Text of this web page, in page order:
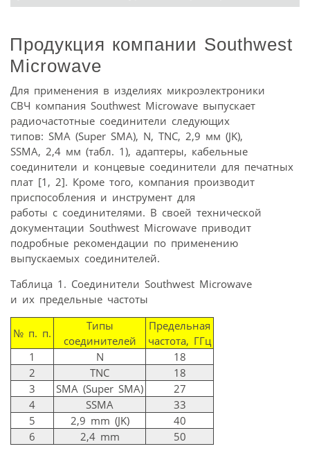
Продукция компании Southwest
Microwave
Для применения в изделиях микроэлектроники
СВЧ компания Southwest Microwave выпускает
радиочастотные соединители следующих
типов: SMA (Super SMA), N, TNC, 2,9 мм (JK),
SSMA, 2,4 мм (табл. 1), адаптеры, кабельные
соединители и концевые соединители для печатных
плат [1, 2]. Кроме того, компания производит
приспособления и инструмент для
работы с соединителями. В своей технической
документации Southwest Microwave приводит
подробные рекомендации по применению
выпускаемых соединителей.
Таблица 1. Соединители Southwest Microwave
и их предельные частоты
№ п. п.
Типы
соединителей
Предельная
частота, ГГц
1
N
18
2
TNC
18
3
SMA (Super SMA)
27
4
SSMA
33
5
2,9 mm (JK)
40
6
2,4 mm 50